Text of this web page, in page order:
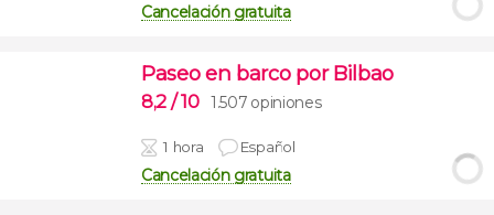
Cancelación gratuita
Paseo en barco por Bilbao
8,2 / 10 1.507 opiniones
1 hora Español
Cancelación gratuita